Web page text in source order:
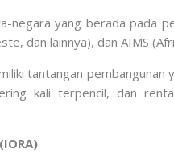
negara yang berada pada
dan lainnya), dan AIMS
tantangan
kali terpencil, dan
(IORA)